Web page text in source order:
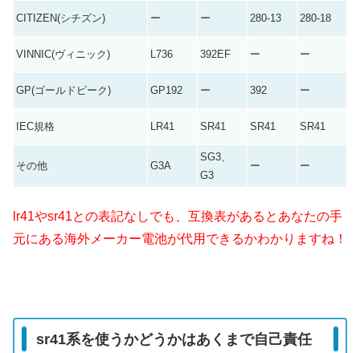
CITIZEN(シチズン) ー ー 280-13 280-18
VINNIC(ヴィニック) L736 392EF ー ー
GP(ゴールドピーク) GP192 ー 392 ー
IEC規格 LR41 SR41 SR41 SR41
その他 G3A
SG3、
G3
ー ー
lr41やsr41との表記なしでも、互換表があるとあなたの手
元にある海外メーカー電池が代用できるかわかりますね！
sr41系を使うかどうかはあくまで自己責任